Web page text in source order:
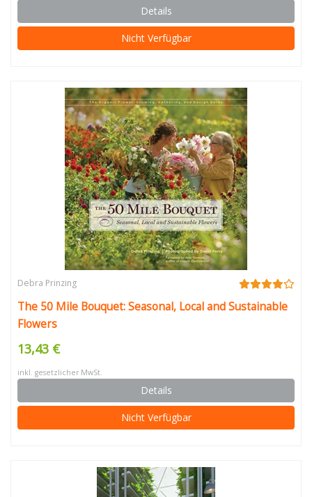
Details
Nicht Verfügbar
Debra Prinzing
The 50 Mile Bouquet: Seasonal, Local and Sustainable
Flowers
13,43 €
inkl. gesetzlicher MwSt.
Details
Nicht Verfügbar